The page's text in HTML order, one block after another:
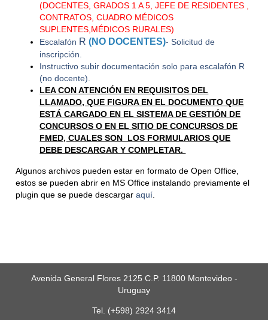
(DOCENTES, GRADOS 1 A 5, JEFE DE RESIDENTES ,
CONTRATOS, CUADRO MÉDICOS
SUPLENTES,MÉDICOS RURALES)
Escalafón R (NO DOCENTES)- Solicitud de
inscripción.
Instructivo subir documentación solo para escalafón R
(no docente).
LEA CON ATENCIÓN EN REQUISITOS DEL
LLAMADO, QUE FIGURA EN EL DOCUMENTO QUE
ESTÁ CARGADO EN EL SISTEMA DE GESTIÓN DE
CONCURSOS O EN EL SITIO DE CONCURSOS DE
FMED, CUALES SON LOS FORMULARIOS QUE
DEBE DESCARGAR Y COMPLETAR.
Algunos archivos pueden estar en formato de Open Office,
estos se pueden abrir en MS Office instalando previamente el
plugin que se puede descargaraquí
Avenida General Flores 2125 C.P. 11800 Montevideo -
Uruguay
Tel. (+598) 2924 3414